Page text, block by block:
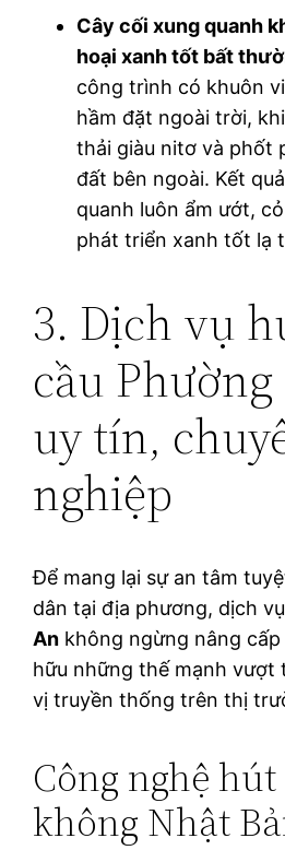
Cây cối xung quanh
hoại xanh tốt bất
công trình có khuôn
hầm đặt ngoài trời,
thải giàu nitơ và phốt
đất bên ngoài. Kết
quanh luôn ẩm ướt,
phát triển xanh tốt lạ
3. Dịch vụ
cầu
uy tín,
nghiệp
Để mang lại sự an tâm
dân tại địa phương, dịch vụ
An không ngừng nâng
hữu những thế mạnh vượt
vị truyền thống trên thị
Công nghệ
không Nhật